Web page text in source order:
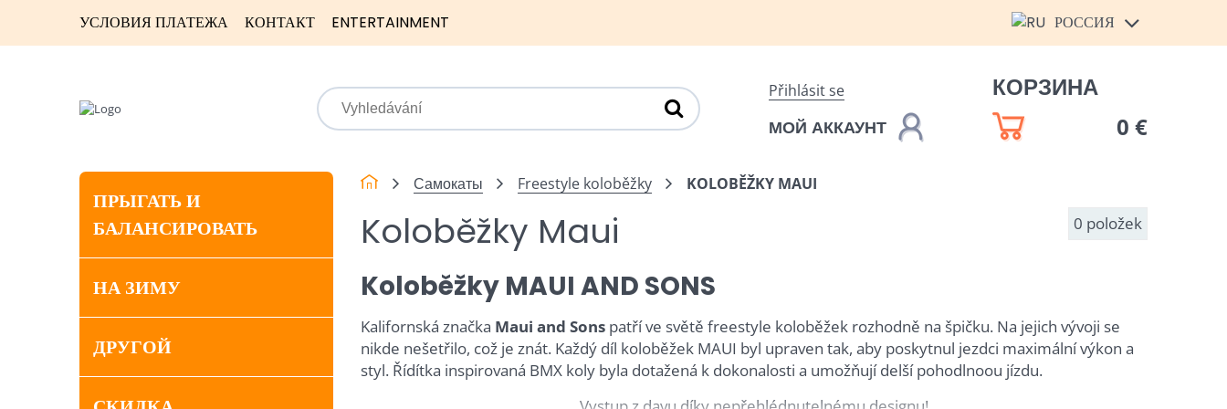
УСЛОВИЯ ПЛАТЕЖА КОНТАКТ ENTERTAINMENT РОССИЯ
Přihlásit se
МОЙ АККАУНТ
КОРЗИНА
0 €
ПРЫГАТЬ И
БАЛАНСИРОВАТЬ
НА ЗИМУ
ДРУГОЙ
Самокаты Freestyle koloběžky KOLOBĚŽKY MAUI
Koloběžky Maui 0 položek
Koloběžky MAUI AND SONS
Kalifornská značka Maui and Sonspatří ve světě freestyle koloběžek rozhodně na špičku. Na jejich vývoji se
nikde nešetřilo, což je znát. Každý díl koloběžek MAUI byl upraven tak, aby poskytnul jezdci maximální výkon a
styl. Řídítka inspirovaná BMX koly byla dotažená k dokonalosti a umožňují delší pohodlnoou jízdu.